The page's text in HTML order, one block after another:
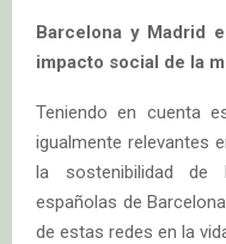
Barcelona y Madrid
impacto social de la
Teniendo en cuenta
igualmente relevantes
la sostenibilidad
españolas de
de estas redes en la